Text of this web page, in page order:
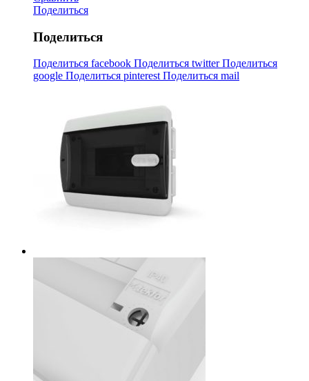
Поделиться
Поделиться
Поделиться facebook Поделиться twitterПоделиться
google Поделиться pinterest Поделиться mail